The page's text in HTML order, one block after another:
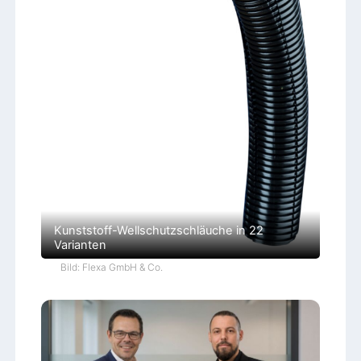
Kunststoff-Wellschutzschläuche in 22
Varianten
Bild: Flexa GmbH & Co.